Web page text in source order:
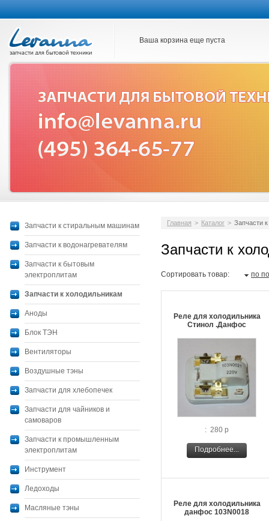
Ваша корзина еще пуста
Запчасти к стиральным машинам
Запчасти к водонагревателям
Запчасти к бытовым
электроплитам
Запчасти к холодильникам
Аноды
Блок ТЭН
Вентиляторы
Воздушные тэны
Запчасти для хлебопечек
Запчасти для чайников и
самоваров
Запчасти к промышленным
электроплитам
Инструмент
Ледоходы
Масляные тэны
Главная > Каталог > Запчасти
Запчасти к
Сортировать товар: по
Реле для холодильника
Стинол .Данфос
: 280 р
Подробнее...
Реле для холодильника
данфос 103N0018